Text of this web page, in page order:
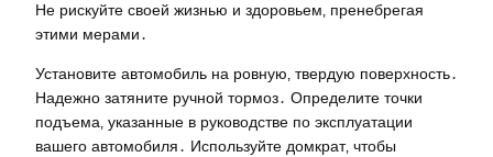
Не рискуйте своей жизнью и здоровьем‚ пренебрегая
этими мерами․
Установите автомобиль на ровную‚ твердую поверхность․
Надежно затяните ручной тормоз․ Определите точки
подъема‚ указанные в руководстве по эксплуатации
вашего автомобиля․ Используйте домкрат‚ чтобы